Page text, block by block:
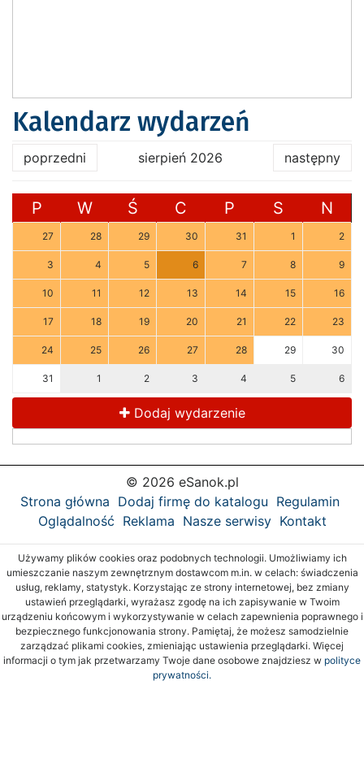
Kalendarz wydarzeń
poprzedni sierpień 2026 następny
P W Ś C P S N
27 28 29 30 31 1 2
3 4 5 6 7 8 9
10 11 12 13 14 15 16
17 18 19 20 21 22 23
24 25 26 27 28 29 30
31 1 2 3 4 5 6
Dodaj wydarzenie
© 2026 eSanok.pl
Strona główna Dodaj firmę do katalogu Regulamin
Oglądalność Reklama Nasze serwisy Kontakt
Używamy plików cookies oraz podobnych technologii. Umożliwiamy ich
umieszczanie naszym zewnętrznym dostawcom m.in. w celach: świadczenia
usług, reklamy, statystyk. Korzystając ze strony internetowej, bez zmiany
ustawień przeglądarki, wyrażasz zgodę na ich zapisywanie w Twoim
urządzeniu końcowym i wykorzystywanie w celach zapewnienia poprawnego i
bezpiecznego funkcjonowania strony. Pamiętaj, że możesz samodzielnie
zarządzać plikami cookies, zmieniając ustawienia przeglądarki. Więcej
informacji o tym jak przetwarzamy Twoje dane osobowe znajdziesz w polityce
prywatności.